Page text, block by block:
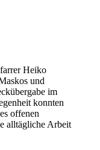
Heiko
und
im
konnten
offenen
alltägliche Arbeit